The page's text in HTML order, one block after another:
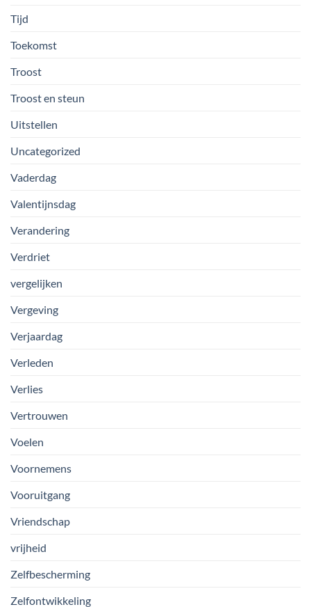
Tijd
Toekomst
Troost
Troost en steun
Uitstellen
Uncategorized
Vaderdag
Valentijnsdag
Verandering
Verdriet
vergelijken
Vergeving
Verjaardag
Verleden
Verlies
Vertrouwen
Voelen
Voornemens
Vooruitgang
Vriendschap
vrijheid
Zelfbescherming
Zelfontwikkeling